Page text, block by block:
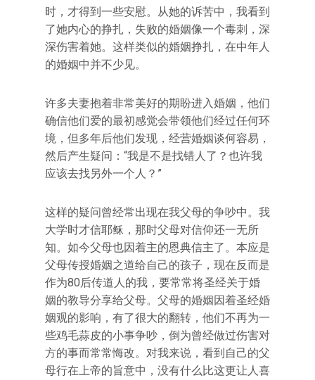
时，才得到一些安慰。从她的诉苦中，我看到
了她内心的挣扎，失败的婚姻像一个毒刺，深
深伤害着她。这样类似的婚姻挣扎，在中年人
的婚姻中并不少见。
许多夫妻抱着非常美好的期盼进入婚姻，他们
确信他们爱的最初感觉会带领他们经过任何环
境，但多年后他们发现，经营婚姻谈何容易，
然后产生疑问：“我是不是找错人了？也许我
应该去找另外一个人？”
这样的疑问曾经常出现在我父母的争吵中。我
大学时才信耶稣，那时父母对信仰还一无所
知。如今父母也因着主的恩典信主了。本应是
父母传授婚姻之道给自己的孩子，现在反而是
作为80后传道人的我，要常常将圣经关于婚
姻的教导分享给父母。父母的婚姻因着圣经婚
姻观的影响，有了很大的翻转，他们不再为一
些鸡毛蒜皮的小事争吵，倒为曾经做过伤害对
方的事而常常悔改。对我来说，看到自己的父
母行在上帝的旨意中，没有什么比这更让人喜